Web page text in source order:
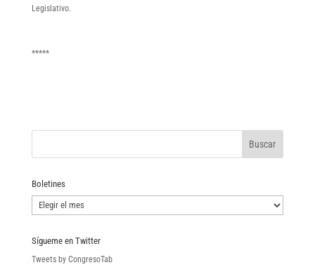
Legislativo.
*****
Boletines
Boletines
Sígueme en Twitter
Tweets by CongresoTab